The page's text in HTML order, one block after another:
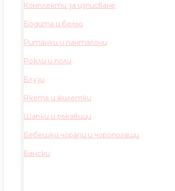
Комплекти за изписване
Бодита и бельо
Ританки и панталони
Рокли и поли
Блузи
Якета и жилетки
Шапки и ръкавици
Бебешки чорапи и чоропогащи
Бански